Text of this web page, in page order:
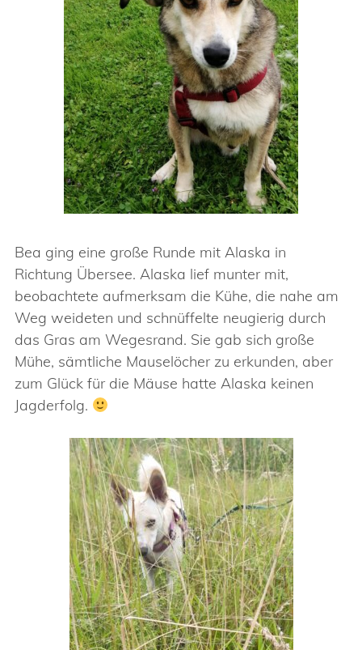
Bea ging eine große Runde mit Alaska in
Richtung Übersee. Alaska lief munter mit,
beobachtete aufmerksam die Kühe, die nahe am
Weg weideten und schnüffelte neugierig durch
das Gras am Wegesrand. Sie gab sich große
Mühe, sämtliche Mauselöcher zu erkunden, aber
zum Glück für die Mäuse hatte Alaska keinen
Jagderfolg.